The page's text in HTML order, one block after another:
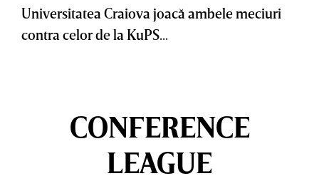
Universitatea Craiova joacă ambele meciuri
contra celor de la KuPS...
CONFERENCE
LEAGUE